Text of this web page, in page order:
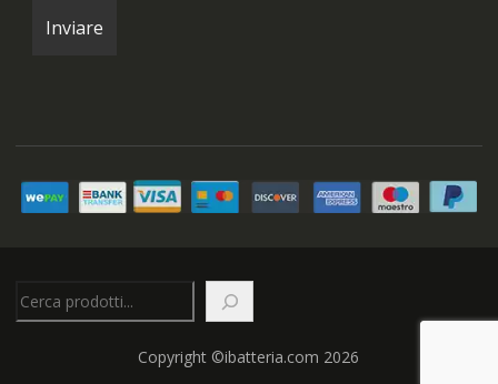
Copyright ©ibatteria.com 2026